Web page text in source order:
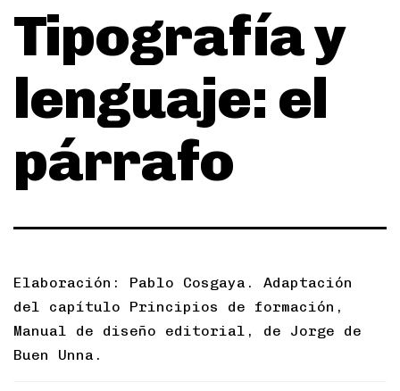
Tipografía y
lenguaje: el
párrafo
Elaboración: Pablo Cosgaya. Adaptación
del capítulo Principios de formación,
Manual de diseño editorial, de Jorge de
Buen Unna.